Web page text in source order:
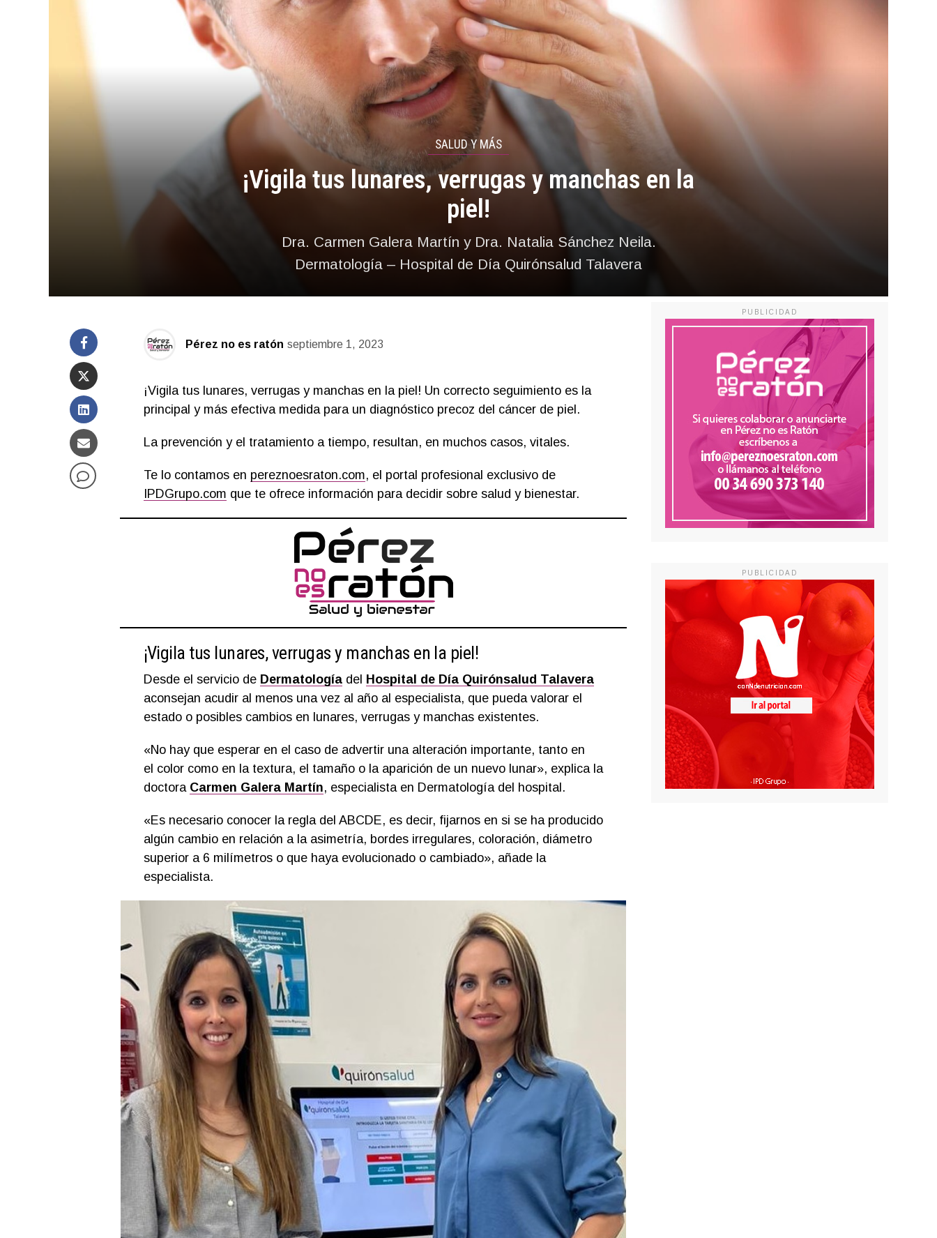
SALUD Y MÁS
¡Vigila tus lunares, verrugas y manchas en la
piel!
Dra. Carmen Galera Martín y Dra. Natalia Sánchez Neila.
Dermatología – Hospital de Día Quirónsalud Talavera
Pérez no es ratón septiembre 1, 2023
¡Vigila tus lunares, verrugas y manchas en la piel! Un correcto seguimiento es la
principal y más efectiva medida para un diagnóstico precoz del cáncer de piel.
La prevención y el tratamiento a tiempo, resultan, en muchos casos, vitales.
Te lo contamos en pereznoesraton.com, el portal profesional exclusivo de
IPDGrupo.com que te ofrece información para decidir sobre salud y bienestar.
¡Vigila tus lunares, verrugas y manchas en la piel!
Desde el servicio de Dermatología del Hospital de Día Quirónsalud Talavera
aconsejan acudir al menos una vez al año al especialista, que pueda valorar el
estado o posibles cambios en lunares, verrugas y manchas existentes.
«No hay que esperar en el caso de advertir una alteración importante, tanto en
el color como en la textura, el tamaño o la aparición de un nuevo lunar», explica la
doctora Carmen Galera Martín, especialista en Dermatología del hospital.
«Es necesario conocer la regla del ABCDE, es decir, fijarnos en si se ha producido
algún cambio en relación a la asimetría, bordes irregulares, coloración, diámetro
superior a 6 milímetros o que haya evolucionado o cambiado», añade la
especialista.
PUBLICIDAD
PUBLICIDAD